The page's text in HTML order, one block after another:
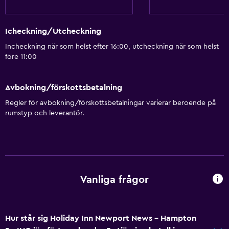
Icheckning/Utcheckning
Incheckning när som helst efter 16:00, utcheckning när som helst
före 11:00
Avbokning/förskottsbetalning
Regler för avbokning/förskottsbetalningar varierar beroende på
rumstyp och leverantör.
Vanliga frågor
Hur står sig Holiday Inn Newport News - Hampton